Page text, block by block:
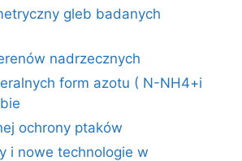
gleb badanych
nadrzecznych
form azotu ( N-NH4+i
ochrony ptaków
i nowe technologie w